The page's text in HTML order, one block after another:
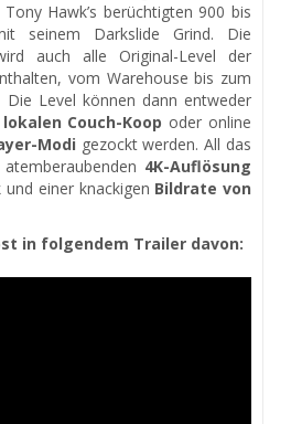
Hawk’s berüchtigten 900 bis
seinem Darkslide Grind. Die
auch alle Original-Level der
vom Warehouse bis zum
Die Level können dann entweder
lokalen Couch-Koop oder online
Modi gezockt werden. All das
4K-Auflösung
einer knackigen Bildrate von
in folgendem Trailer davon: